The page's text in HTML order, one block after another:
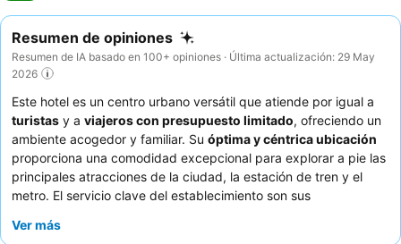
Resumen de opiniones
Resumen de IA basado en 100+ opiniones · Última actualización: 29 May
2026
Este hotel es un centro urbano versátil que atiende por igual a
turistas y a viajeros con presupuesto limitado, ofreciendo un
ambiente acogedor y familiar. Su óptima y céntrica ubicación
proporciona una comodidad excepcional para explorar a pie las
principales atracciones de la ciudad, la estación de tren y el
metro. El servicio clave del establecimiento son sus
ofrecen una base cómoda para estancias cortas. Los
Ver más